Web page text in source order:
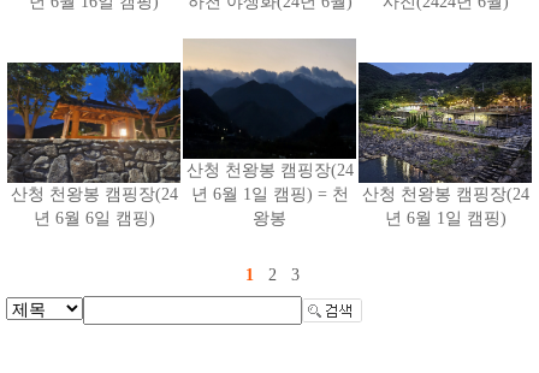
산청 천왕봉 캠핑장(24
년 6월 6일 캠핑)
산청 천왕봉 캠핑장(24
년 6월 1일 캠핑) = 천
왕봉
산청 천왕봉 캠핑장(24
년 6월 1일 캠핑)
1 2 3